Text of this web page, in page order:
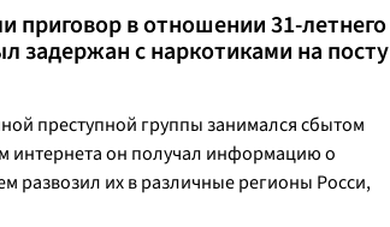
приговор в отношении 31-летнего
задержан с наркотиками на посту
преступной группы занимался сбытом
интернета он получал информацию о
развозил их в различные регионы Росси,